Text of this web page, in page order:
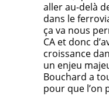
aller au-delà
dans le
ça va nous
CA et donc
croissance
un enjeu
Bouchard a
pour que l’on